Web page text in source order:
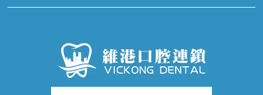
牙科通識
牙齦炎
牙齦萎縮